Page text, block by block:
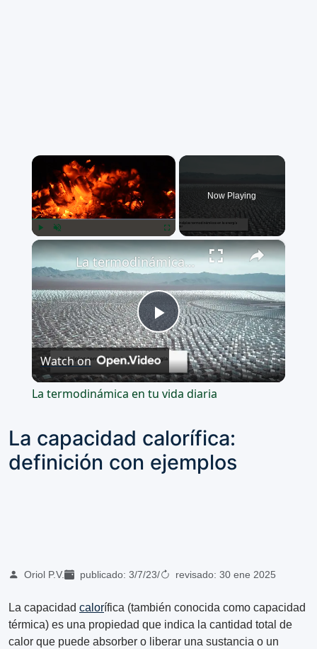
×
Unmute
Now Playing
×
Play
Video
La termodinámica en tu vida diaria
Watch on
La termodinámica en tu vida diaria
La capacidad calorífica:
definición con ejemplos
Oriol P.V. publicado: 3/7/23/ revisado: 30 ene 2025
La capacidad calorífica (también conocida como capacidad
térmica) es una propiedad que indica la cantidad total de
calor que puede absorber o liberar una sustancia o un